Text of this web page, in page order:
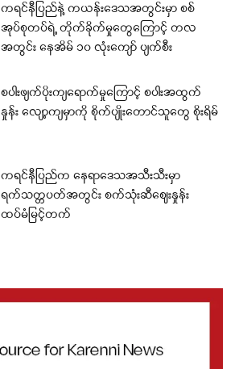
ကရင်နီပြည်နဲ့ ကယန်းဒေသအတွင်းမှာ စစ်
အုပ်စုတပ်ရဲ့ တိုက်ခိုက်မှုတွေကြောင့် တလ
အတွင်း နေအိမ် ၁၀ လုံးကျော် ပျက်စီး
စပါးဖျက်ပိုးကျရောက်မှုကြောင့် စပါးအထွက်
နှုန်း လျော့ကျမှာကို စိုက်ပျိုးတောင်သူတွေ စိုးရိမ်
ကရင်နီပြည်က နေရာဒေသအသီးသီးမှာ
ရက်သတ္တပတ်အတွင်း စက်သုံးဆီဈေးနှုန်း
ထပ်မံမြင့်တက်